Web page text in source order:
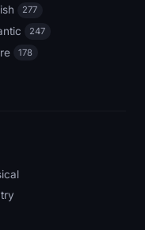
277
247
178